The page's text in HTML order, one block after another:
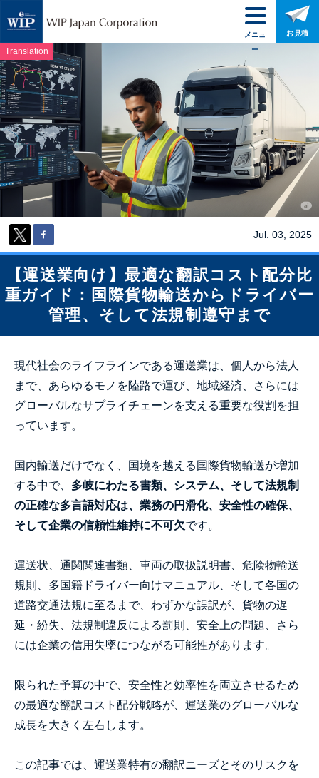
Translation
Jul. 03, 2025
【運送業向け】最適な翻訳コスト配分比
重ガイド：国際貨物輸送からドライバー
管理、そして法規制遵守まで
現代社会のライフラインである運送業は、個人から法人
まで、あらゆるモノを陸路で運び、地域経済、さらには
グローバルなサプライチェーンを支える重要な役割を担
っています。
国内輸送だけでなく、国境を越える国際貨物輸送が増加
する中で、 多岐にわたる書類、システム、そして法規制
の正確な多言語対応は、業務の円滑化、安全性の確保、
そして企業の信頼性維持に不可欠です。
運送状、通関関連書類、車両の取扱説明書、危険物輸送
規則、多国籍ドライバー向けマニュアル、そして各国の
道路交通法規に至るまで、わずかな誤訳が、貨物の遅
延・紛失、法規制違反による罰則、安全上の問題、さら
には企業の信用失墜につながる可能性があります。
限られた予算の中で、安全性と効率性を両立させるため
の最適な翻訳コスト配分戦略が、運送業のグローバルな
成長を大きく左右します。
この記事では、運送業特有の翻訳ニーズとそのリスクを
メニュ
ー
お見積